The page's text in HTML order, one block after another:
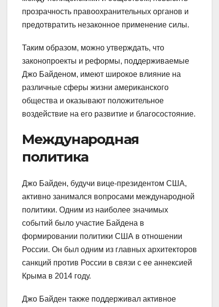
прозрачность правоохранительных органов и
предотвратить незаконное применение силы.
Таким образом, можно утверждать, что
законопроекты и реформы, поддерживаемые
Джо Байденом, имеют широкое влияние на
различные сферы жизни американского
общества и оказывают положительное
воздействие на его развитие и благосостояние.
Международная
политика
Джо Байден, будучи вице-президентом США,
активно занимался вопросами международной
политики. Одним из наиболее значимых
событий было участие Байдена в
формировании политики США в отношении
России. Он был одним из главных архитекторов
санкций против России в связи с ее аннексией
Крыма в 2014 году.
Джо Байден также поддерживал активное